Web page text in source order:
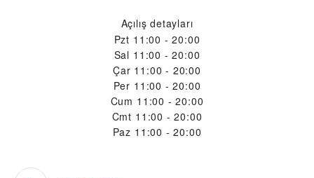
Açılış detayları
Pzt 11:00 - 20:00
Sal 11:00 - 20:00
Çar 11:00 - 20:00
Per 11:00 - 20:00
Cum 11:00 - 20:00
Cmt 11:00 - 20:00
Paz 11:00 - 20:00